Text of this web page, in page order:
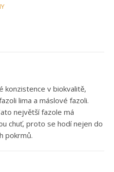
konzistence v biokvalitě,
lima a máslové fazoli.
největší fazole má
chuť, proto se hodí nejen do
pokrmů.